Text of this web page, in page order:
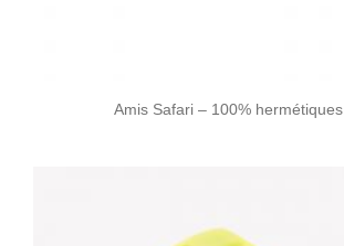
Amis Safari – 100% hermétiques